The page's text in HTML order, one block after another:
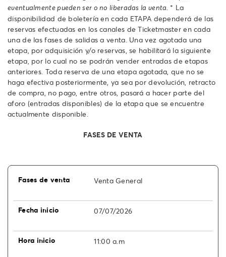
eventualmente pueden ser o no liberadas la venta. * La
disponibilidad de boletería en cada ETAPA dependerá de las
reservas efectuadas en los canales de Ticketmaster en cada
una de las fases de salidas a venta. Una vez agotada una
etapa, por adquisición y/o reservas, se habilitará la siguiente
etapa, por lo cual no se podrán vender entradas de etapas
anteriores. Toda reserva de una etapa agotada, que no se
haga efectiva posteriormente, ya sea por devolución, retracto
de compra, no pago, entre otros, pasará a hacer parte del
aforo (entradas disponibles) de la etapa que se encuentre
actualmente disponible.
FASES DE VENTA
Venta General
07/07/2026
11:00 a.m